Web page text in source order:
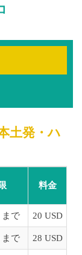
土発・ハ
料金
まで 20 USD
まで 28 USD